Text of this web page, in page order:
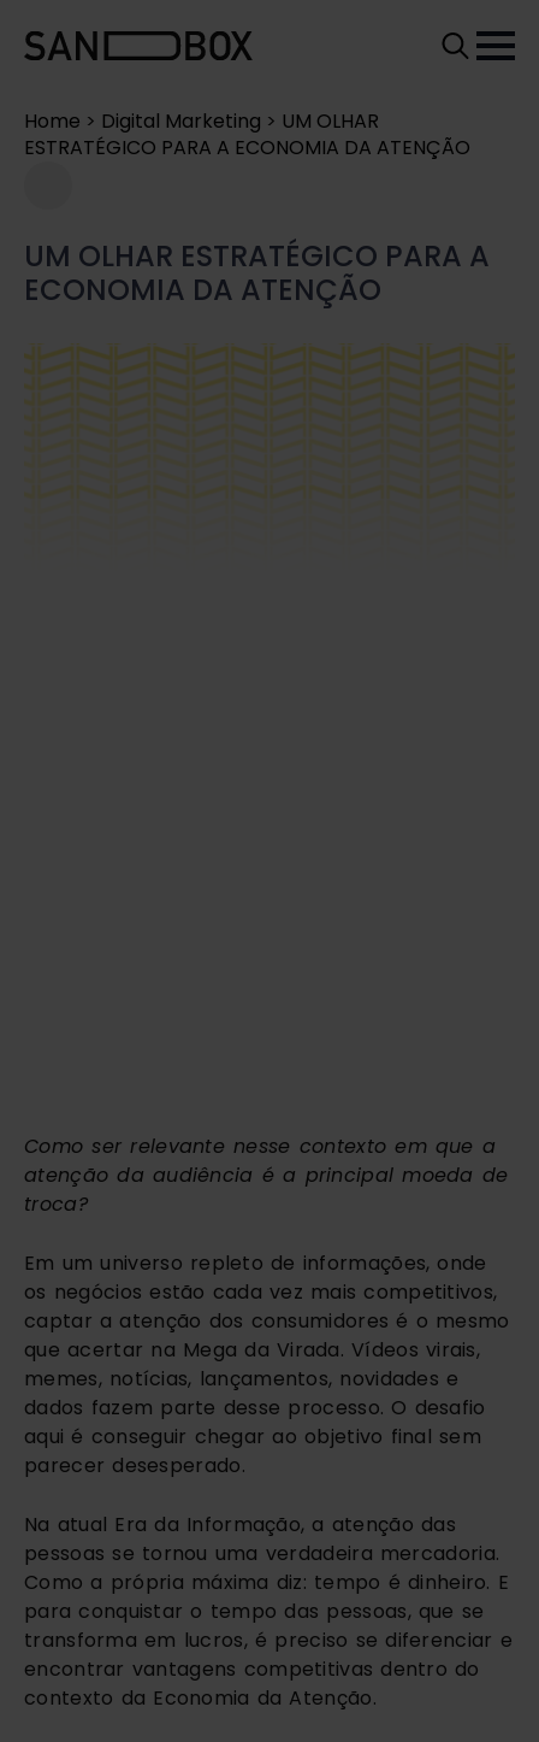
Home > Digital Marketing > UM OLHAR
ESTRATÉGICO PARA A ECONOMIA DA ATENÇÃO
UM OLHAR ESTRATÉGICO PARA A
ECONOMIA DA ATENÇÃO
Como ser relevante nesse contexto em que a
atenção da audiência é a principal moeda de
troca?
Em um universo repleto de informações, onde
os negócios estão cada vez mais competitivos,
captar a atenção dos consumidores é o mesmo
que acertar na Mega da Virada. Vídeos virais,
memes, notícias, lançamentos, novidades e
dados fazem parte desse processo. O desafio
aqui é conseguir chegar ao objetivo final sem
parecer desesperado.
Na atual Era da Informação, a atenção das
pessoas se tornou uma verdadeira mercadoria.
Como a própria máxima diz: tempo é dinheiro. E
para conquistar o tempo das pessoas, que se
transforma em lucros, é preciso se diferenciar e
encontrar vantagens competitivas dentro do
contexto da Economia da Atenção.